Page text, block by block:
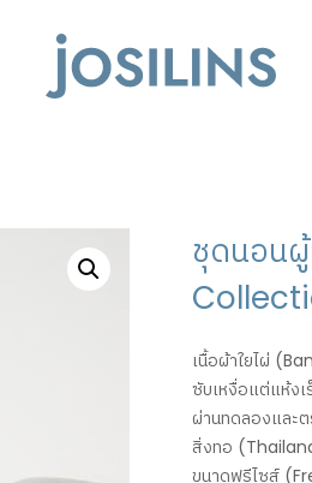
ชุดนอนผู้
เนื้อผ้าใยไผ่
ซับเหงื่อแต่แห้งเ
ผ่านทดลองและ
สิ่งทอ
ขนาดฟรีไซส์